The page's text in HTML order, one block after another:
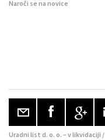
Naroči se na novice
Uradni list d. o. o. – v likvidaciji